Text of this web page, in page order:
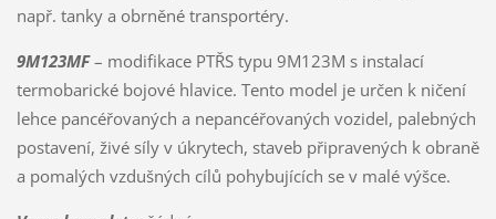
např. tanky a obrněné transportéry.
9M123MF– modifikace PTŘS typu 9M123M s instalací
termobarické bojové hlavice. Tento model je určen k ničení
lehce pancéřovaných a nepancéřovaných vozidel, palebných
postavení, živé síly v úkrytech, staveb připravených k obraně
a pomalých vzdušných cílů pohybujících se v malé výšce.